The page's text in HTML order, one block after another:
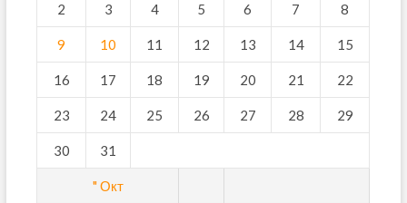
" Окт
2 3 4 5 6 7 8
9 10 11 12 13 14 15
16 17 18 19 20 21 22
23 24 25 26 27 28 29
30 31